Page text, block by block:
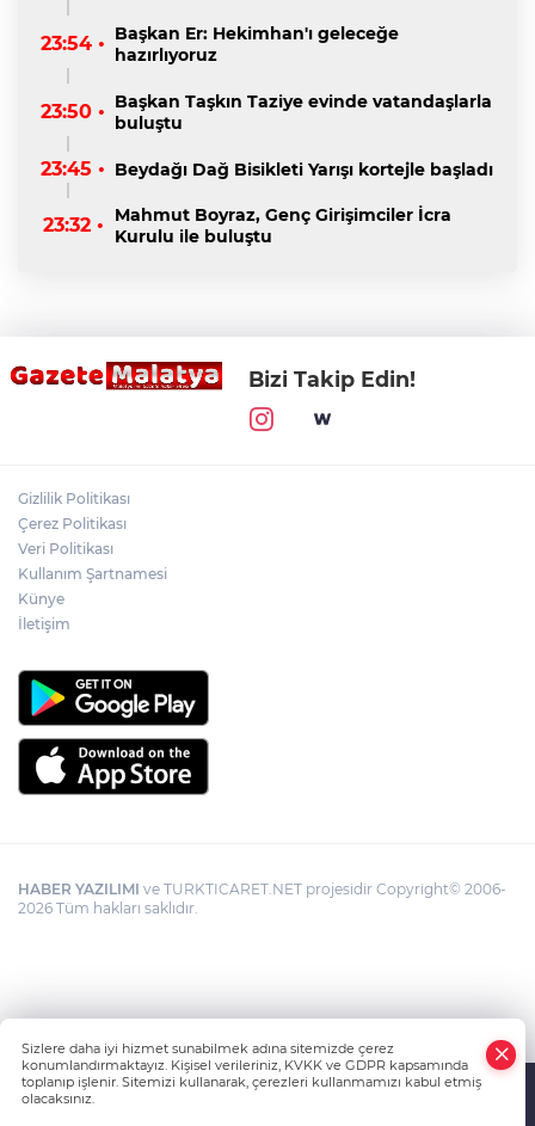
23:54 • Başkan Er: Hekimhan'ı geleceğe
hazırlıyoruz
23:50 • Başkan Taşkın Taziye evinde vatandaşlarla
buluştu
23:45 • Beydağı Dağ Bisikleti Yarışı kortejle başladı
23:32 •
Mahmut Boyraz, Genç Girişimciler İcra
Kurulu ile buluştu
Bizi Takip Edin!
Gizlilik Politikası
Çerez Politikası
Veri Politikası
Kullanım Şartnamesi
Künye
İletişim
HABER YAZILIMI ve TURKTICARET.NET projesidir Copyright© 2006-
2026 Tüm hakları saklıdır.
Sizlere daha iyi hizmet sunabilmek adına sitemizde çerez
konumlandırmaktayız. Kişisel verileriniz, KVKK ve GDPR kapsamında
toplanıp işlenir. Sitemizi kullanarak, çerezleri kullanmamızı kabul etmiş
olacaksınız.